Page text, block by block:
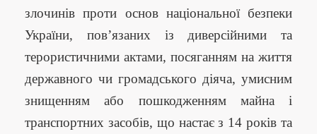
злочинів проти основ національної безпеки
України, пов’язаних із диверсійними та
терористичними актами, посяганням на життя
державного чи громадського діяча, умисним
знищенням aбo пошкодженням майна i
транспортних засобів, що настає з 14 років та